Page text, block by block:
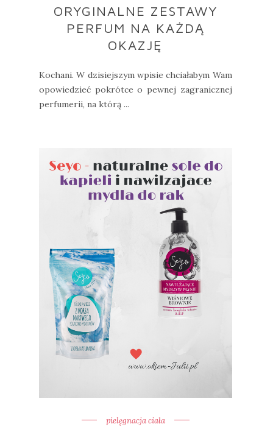
ORYGINALNE ZESTAWY
PERFUM NA KAŻDĄ
OKAZJĘ
Kochani. W dzisiejszym wpisie chciałabym Wam
opowiedzieć pokrótce o pewnej zagranicznej
perfumerii, na którą ...
pielęgnacja ciała